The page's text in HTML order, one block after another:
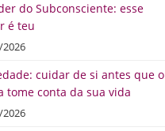
do Subconsciente: esse
é teu
cuidar de si antes que o
tome conta da sua vida